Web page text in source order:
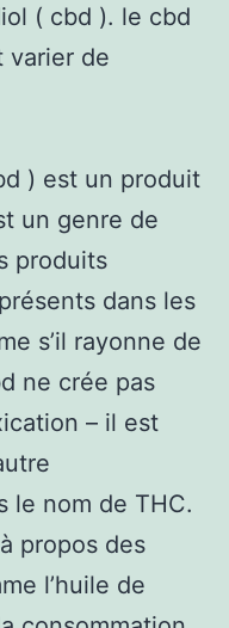
( cbd ). le cbd
varier de
) est un produit
un genre de
produits
dans les
s’il rayonne de
ne crée pas
– il est
le nom de THC.
propos des
l’huile de